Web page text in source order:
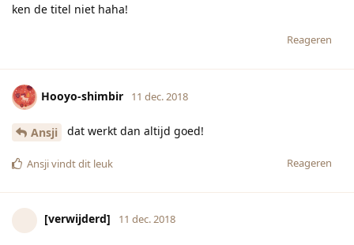
ken de titel niet haha!
Reageren
Hooyo-shimbir 11 dec. 2018
Ansji dat werkt dan altijd goed!
Reageren
Ansjivindt dit leuk
[verwijderd] 11 dec. 2018